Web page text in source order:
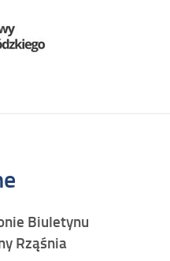
Biuletynu
Rząśnia